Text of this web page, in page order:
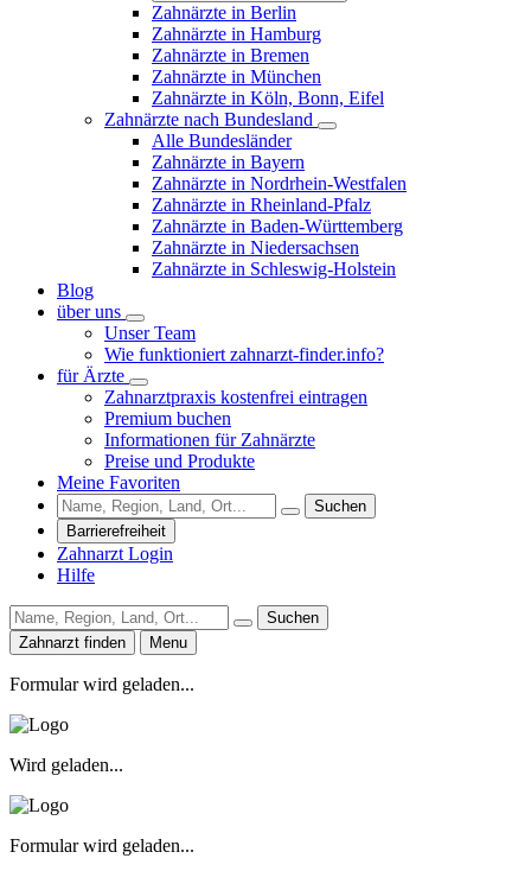
Zahnärzte in Berlin
Zahnärzte in Hamburg
Zahnärzte in Bremen
Zahnärzte in München
Zahnärzte in Köln, Bonn, Eifel
Zahnärzte nach Bundesland
Alle Bundesländer
Zahnärzte in Bayern
Zahnärzte in Nordrhein-Westfalen
Zahnärzte in Rheinland-Pfalz
Zahnärzte in Baden-Württemberg
Zahnärzte in Niedersachsen
Zahnärzte in Schleswig-Holstein
Blog
über uns
Unser Team
Wie funktioniert zahnarzt-finder.info?
für Ärzte
Zahnarztpraxis kostenfrei eintragen
Premium buchen
Informationen für Zahnärzte
Preise und Produkte
Meine Favoriten
Suchen
Barrierefreiheit
Zahnarzt Login
Hilfe
Suchen
Zahnarzt finden
Menu
Formular wird geladen...
Wird geladen...
Formular wird geladen...